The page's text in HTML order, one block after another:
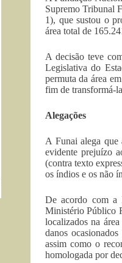
Supremo Tribunal
1), que sustou o
área total de
A decisão teve
Legislativa do
permuta da área
fim de transformá-
Alegações
A Funai alega que
evidente prejuízo
(contra texto
os índios e os não
De acordo com a
Ministério Público
localizados na
danos
assim como o
homologada por